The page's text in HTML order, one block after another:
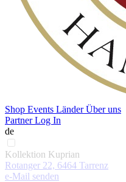
Shop Events LänderÜber uns
Partner Log In
de
Kollektion Kuprian
Rotanger 22, 6464 Tarrenz
e-Mail senden